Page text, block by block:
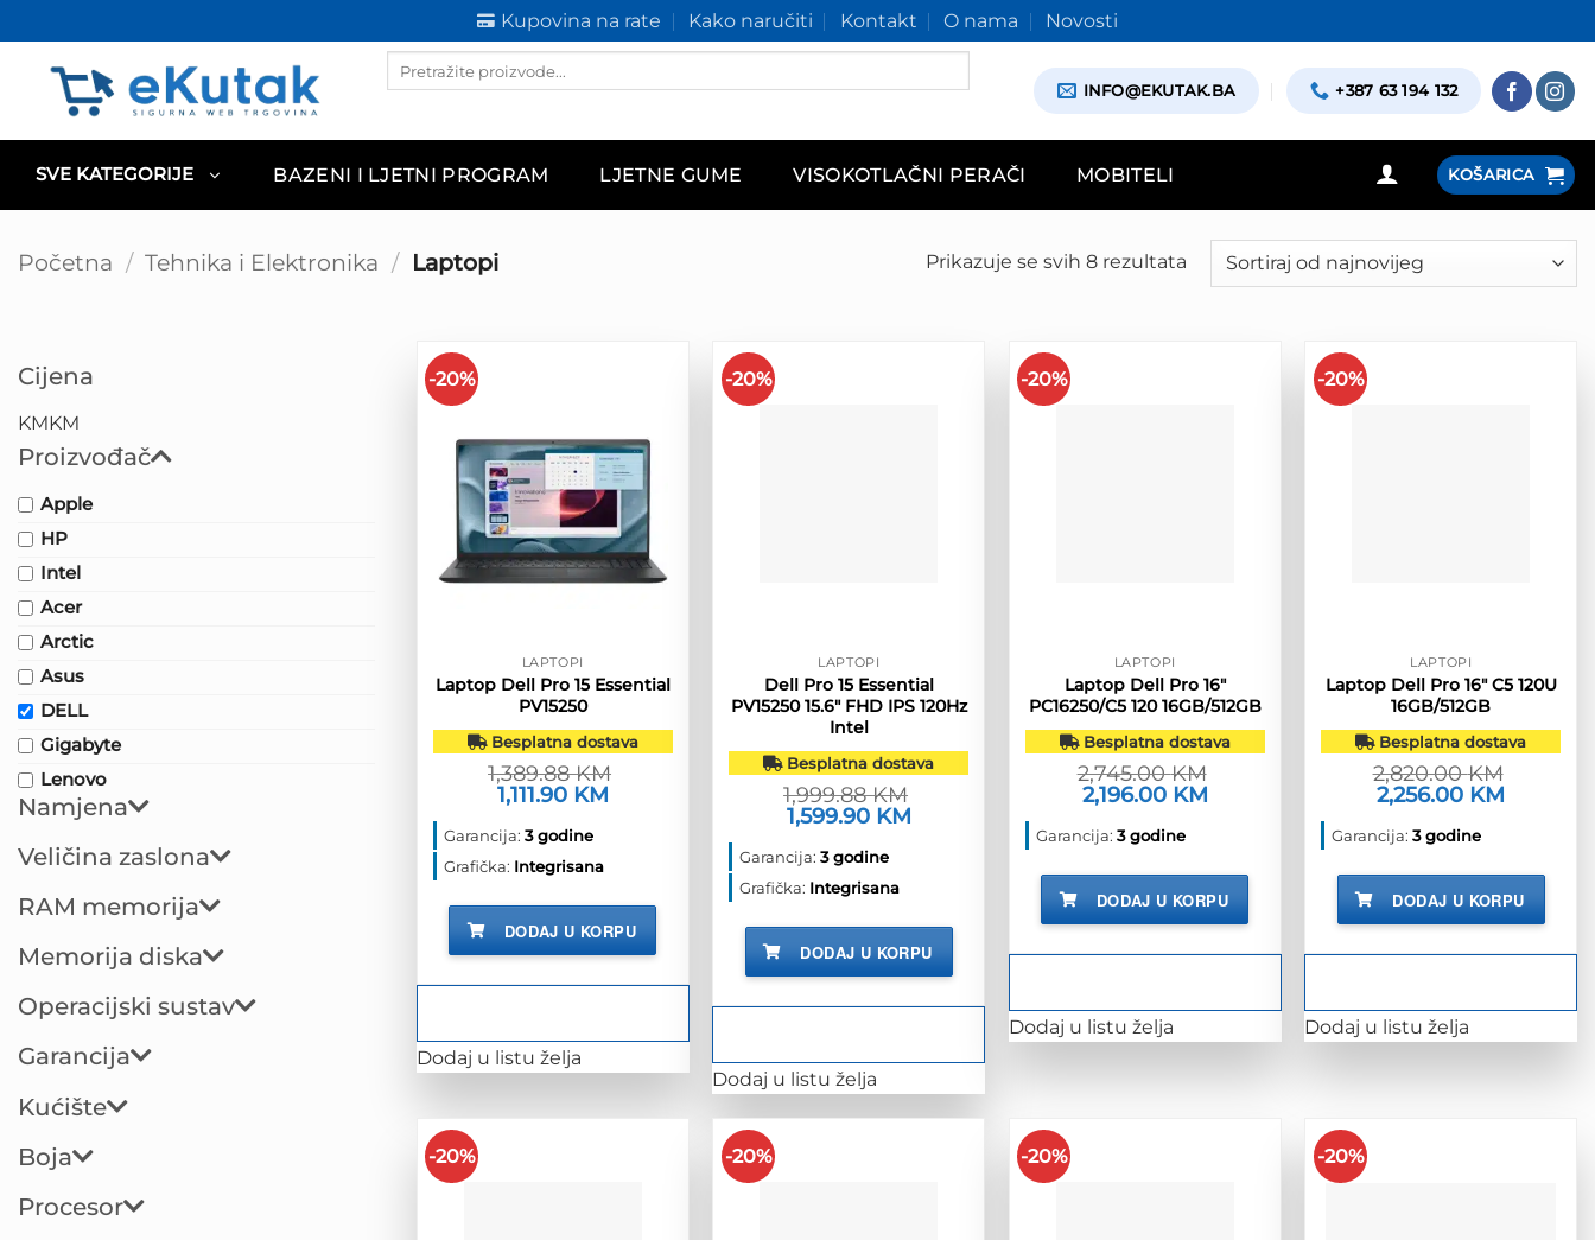
to
content
Kupovina na rate Kako naručiti Kontakt O nama Novosti
Products
INFO@EKUTAK.BA +387 63 194 132
SVE KATEGORIJE BAZENI I LJETNI PROGRAM LJETNE GUME VISOKOTLAČNI PERAČI MOBITELI KOŠARICA
Početna / Tehnika i Elektronika / Laptopi Prikazuje se svih 8 rezultata Poredano
po
Cijena
KMKM
Proizvođač
Apple
HP
Intel
Acer
Arctic
Asus
DELL
Gigabyte
Lenovo
Namjena
Veličina zaslona
RAM memorija
Memorija diska
Operacijski sustav
Garancija
Kućište
Boja
Procesor
-20%
LAPTOPI
Laptop Dell Pro 15 Essential
PV15250
Besplatna dostava
1,389.88KM
Izvorna
cijena
bila
je:
1,389.88 KM.
1,111.90 KM
Garancija: 3 godine
Grafička: Integrisana
DODAJ U KORPU
Dodaj u listu želja
-20%
LAPTOPI
Dell Pro 15 Essential
PV15250 15.6″ FHD IPS 120Hz
Intel
Besplatna dostava
1,999.88KM
Izvorna
cijena
bila
je:
1,999.88 KM.
1,599.90 KM
Garancija: 3 godine
Grafička: Integrisana
DODAJ U KORPU
Dodaj u listu želja
-20%
LAPTOPI
Laptop Dell Pro 16″
PC16250/C5 120 16GB/512GB
Besplatna dostava
2,745.00KM
Izvorna
cijena
bila
je:
2,196.00 KM
Garancija: 3 godine
DODAJ U KORPU
Dodaj u listu želja
-20%
LAPTOPI
Laptop Dell Pro 16″ C5 120U
16GB/512GB
Besplatna dostava
2,820.00KM
Izvorna
cijena
bila
je:
2,256.00 KM
Garancija: 3 godine
DODAJ U KORPU
Dodaj u listu želja
-20% -20% -20% -20%